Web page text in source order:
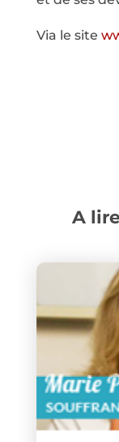
Via le site
A